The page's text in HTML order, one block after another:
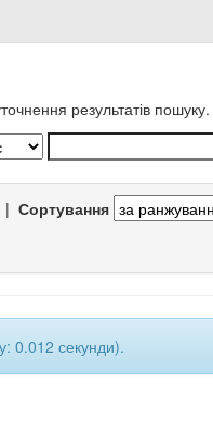
результатів пошуку.
| Сортування
0.012 секунди).